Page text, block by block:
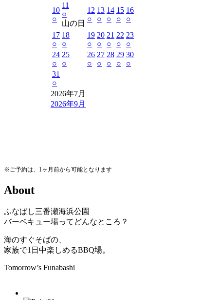
10
○
11
○
山の日
12
○
13
○
14
○
15
○
16
○
17
○
18
○
19
○
20
○
21
○
22
○
23
○
24
○
25
○
26
○
27
○
28
○
29
○
30
○
31
○
2026年7月
2026年9月
※ご予約は、1ヶ月前から可能となります
About
ふなばし三番瀬海浜公園
バーベキュー場ってどんなところ？
海のすぐそばの、
家族で1日中楽しめるBBQ場。
Tomorrow’s Funabashi